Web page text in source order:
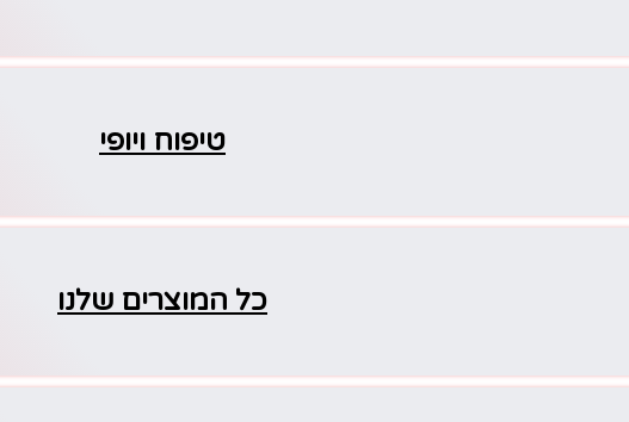
טיפוח ויופי
כל המוצרים שלנו